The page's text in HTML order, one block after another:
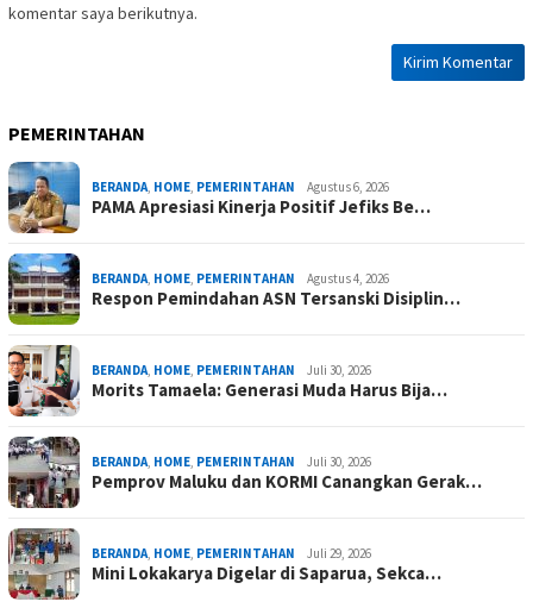
komentar saya berikutnya.
PEMERINTAHAN
BERANDA, HOME, PEMERINTAHAN Agustus 6, 2026
PAMA Apresiasi Kinerja Positif Jefiks Be…
BERANDA, HOME, PEMERINTAHAN Agustus 4, 2026
Respon Pemindahan ASN Tersanski Disiplin…
BERANDA, HOME, PEMERINTAHAN Juli 30, 2026
Morits Tamaela: Generasi Muda Harus Bija…
BERANDA, HOME, PEMERINTAHAN Juli 30, 2026
Pemprov Maluku dan KORMI Canangkan Gerak…
BERANDA, HOME, PEMERINTAHAN Juli 29, 2026
Mini Lokakarya Digelar di Saparua, Sekca…